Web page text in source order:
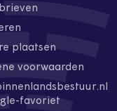
plaatsen
voorwaarden
favoriet